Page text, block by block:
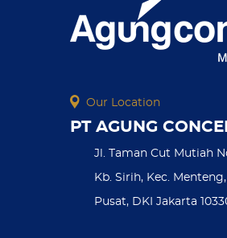
Our Location
PT AGUNG
Jl. Taman Cut Mutiah
Kb. Sirih, Kec.
Pusat, DKI Jakarta